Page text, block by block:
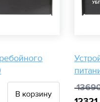
В корзину